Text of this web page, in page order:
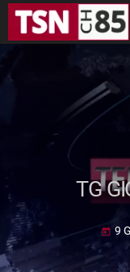
TG
today 9